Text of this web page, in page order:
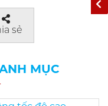
sẻ
MỤC